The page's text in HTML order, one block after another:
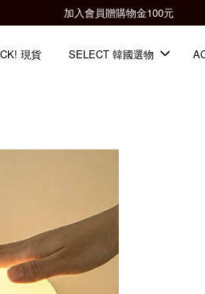
全館滿2000免運📦
現貨 SELECT 韓國選物